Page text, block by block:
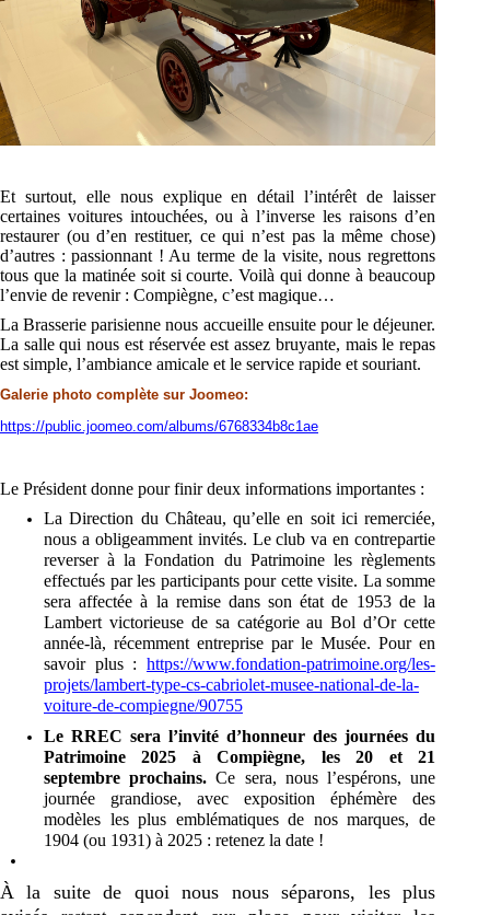
Et surtout, elle nous explique en détail l’intérêt de laisser
certaines voitures intouchées, ou à l’inverse les raisons d’en
restaurer (ou d’en restituer, ce qui n’est pas la même chose)
d’autres :passionnant ! Au terme de la visite, nous regrettons
tous que la matinée soit si courte. Voilà quidonne à beaucoup
l’envie de revenir : Compiègne, c’est magique…
La Brasserie parisienne nous accueille ensuite pour le déjeuner.
La salle qui nous est réservée estassez bruyante, mais le repas
est simple, l’ambiance amicale et le service rapide et souriant.
Galerie photo complète sur Joomeo:
https://public.joomeo.com/albums/6768334b8c1ae
Le Président donne pour finir deux informations importantes :
La Direction du Château, qu’elle en soit ici remerciée,
nous a obligeamment invités. Le club va en contrepartie
reverserà la Fondation du Patrimoine les règlements
effectués parles participants pour cette visite. La somme
sera affectée à la remise dans son état de 1953 de la
Lambert victorieuse de sa catégorie au Bol d’Or cette
année-là, récemment entreprise par le Musée. Pour en
savoir plus : https://www.fondation-patrimoine.org/les-
projets/lambert-type-cs-cabriolet-musee-national-de-la-
voiture-de-compiegne/90755
Le RREC sera l’invité d’honneur des journées du
Patrimoine 2025 à Compiègne, les 20 et 21
septembre prochains. Ce sera, nous l’espérons, une
journée grandiose, avec exposition éphémère des
modèles les plus emblématiques de nos marques, de
1904 (ou 1931) à 2025 : retenez la date !
À la suite de quoi nous nous séparons, les plus